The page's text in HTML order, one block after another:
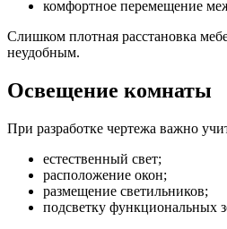
комфортное перемещение
Слишком плотная расстановка
неудобным.
Освещение комнаты
При разработке чертежа важно
естественный свет;
расположение окон;
размещение светильников;
подсветку функциональных